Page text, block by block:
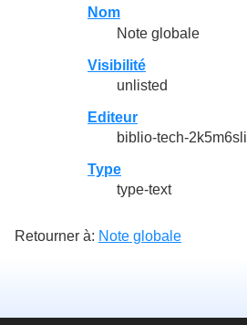
Nom
Note globale
Visibilité
unlisted
Editeur
biblio-tech-2k5m6sli
Type
type-text
Retourner à: Note globale